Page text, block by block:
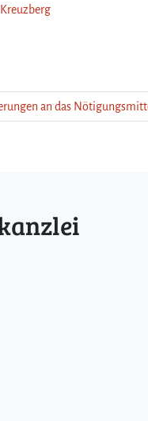
an das